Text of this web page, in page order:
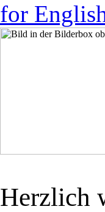
for
Herzlich